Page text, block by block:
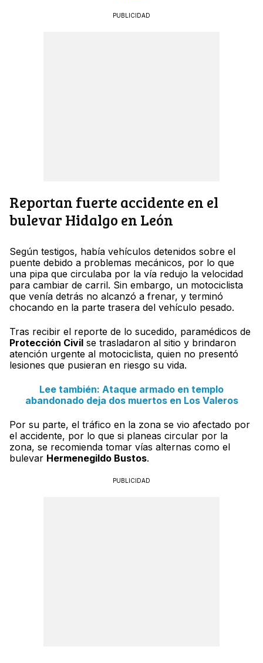
PUBLICIDAD
Reportan fuerte accidente en el
bulevar Hidalgo en León
Según testigos, había vehículos detenidos sobre el
puente debido a problemas mecánicos, por lo que
una pipa que circulaba por la vía redujo la velocidad
para cambiar de carril. Sin embargo, un motociclista
que venía detrás no alcanzó a frenar, y terminó
chocando en la parte trasera del vehículo pesado.
Tras recibir el reporte de lo sucedido, paramédicos de
Protección Civil se trasladaron al sitio y brindaron
atención urgente al motociclista, quien no presentó
lesiones que pusieran en riesgo su vida.
Lee también: Ataque armado en templo
abandonado deja dos muertos en Los Valeros
Por su parte, el tráfico en la zona se vio afectado por
el accidente, por lo que si planeas circular por la
zona, se recomienda tomar vías alternas como el
bulevar Hermenegildo Bustos.
PUBLICIDAD